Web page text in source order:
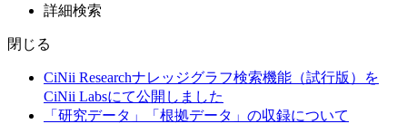
詳細検索
閉じる
CiNii Researchナレッジグラフ検索機能（試行版）を
CiNii Labsにて公開しました
「研究データ」「根拠データ」の収録について